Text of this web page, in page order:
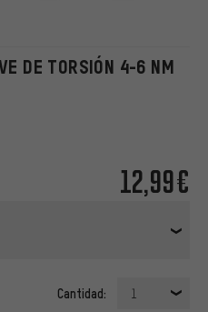
DE TORSIÓN 4-6 NM
12,99€
Cantidad: 1